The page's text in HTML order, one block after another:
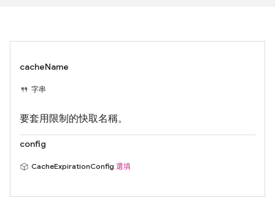
cacheName
字串
要套用限制的快取名稱。
config
CacheExpirationConfig 選填